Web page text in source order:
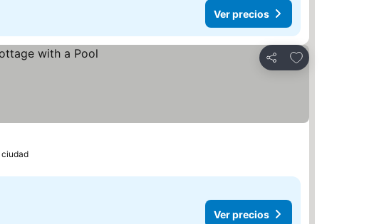
Ver precios
Compartir
Añadir a favoritos
ciudad
Ver precios